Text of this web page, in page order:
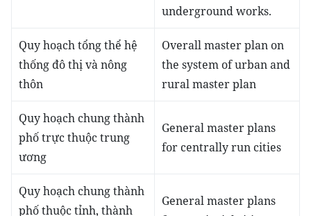
underground works.
Quy hoạch tổng thể hệ
thống đô thị và nông
thôn
Overall master plan on
the system of urban and
rural master plan
Quy hoạch chung thành
phố trực thuộc trung
ương
General master plans
for centrally run cities
Quy hoạch chung thành
phố thuộc tỉnh, thành
General master plans